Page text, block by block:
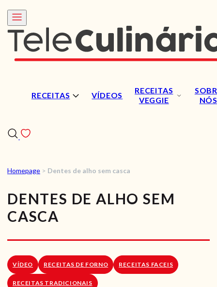
RECEITAS VÍDEOS
RECEITAS
VEGGIE
NÓS
RECEITAS
VÍDEOS
LOJA ONLINE
Homepage > Dentes de alho sem casca
DENTES DE ALHO SEM
CASCA
VÍDEO RECEITAS DE FORNO RECEITAS FACEIS
RECEITAS TRADICIONAIS